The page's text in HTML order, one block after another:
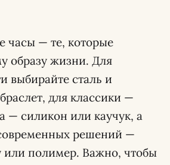
часы — те, которые
образу жизни. Для
выбирайте сталь и
для классики —
— силикон или каучук, а
решений —
или полимер. Важно, чтобы